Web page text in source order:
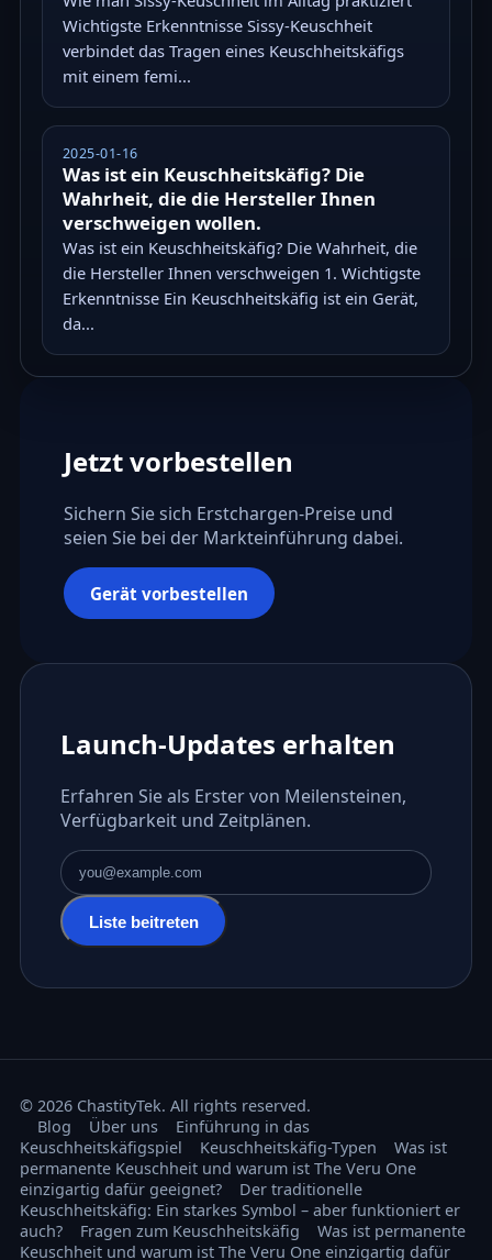
Wichtigste Erkenntnisse Sissy-Keuschheit
verbindet das Tragen eines Keuschheitskäfigs
mit einem femi...
2025-01-16
Was ist ein Keuschheitskäfig? Die
Wahrheit, die die Hersteller Ihnen
verschweigen wollen.
Was ist ein Keuschheitskäfig? Die Wahrheit, die
die Hersteller Ihnen verschweigen 1. Wichtigste
Erkenntnisse Ein Keuschheitskäfig ist ein Gerät,
da...
Jetzt vorbestellen
Sichern Sie sich Erstchargen-Preise und
seien Sie bei der Markteinführung dabei.
Gerät vorbestellen
Launch-Updates erhalten
Erfahren Sie als Erster von Meilensteinen,
Verfügbarkeit und Zeitplänen.
E-Mail-Adresse
Liste beitreten
© 2026 ChastityTek. All rights reserved.
Blog
Über uns
Einführung in das
Keuschheitskäfigspiel
Keuschheitskäfig-Typen
Was ist
permanente Keuschheit und warum ist The Veru One
einzigartig dafür geeignet?
Der traditionelle
Keuschheitskäfig: Ein starkes Symbol – aber funktioniert er
auch?
Fragen zum Keuschheitskäfig
Was ist permanente
Keuschheit und warum ist The Veru One einzigartig dafür